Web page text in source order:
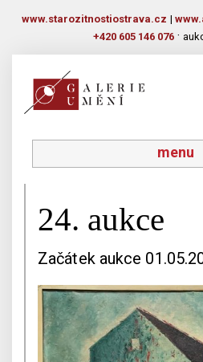
www.starozitnostiostrava.cz |
+420 605 146 076 ·
menu
24. aukce
Začátek aukce